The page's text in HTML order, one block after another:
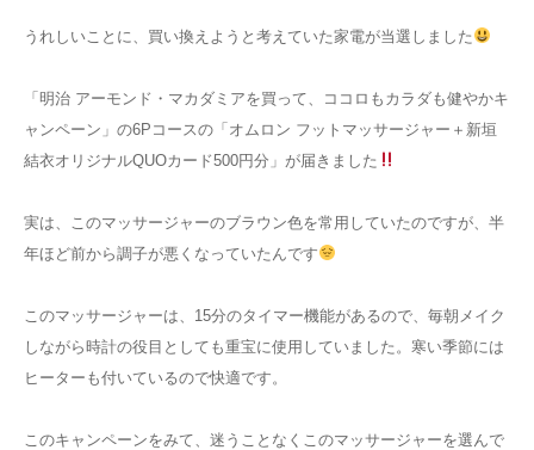
うれしいことに、買い換えようと考えていた家電が当選しました
「明治 アーモンド・マカダミアを買って、ココロもカラダも健やかキ
ャンペーン」の6Pコースの「オムロン フットマッサージャー＋新垣
結衣オリジナルQUOカード500円分」が届きました
実は、このマッサージャーのブラウン色を常用していたのですが、半
年ほど前から調子が悪くなっていたんです
このマッサージャーは、15分のタイマー機能があるので、毎朝メイク
しながら時計の役目としても重宝に使用していました。寒い季節には
ヒーターも付いているので快適です。
このキャンペーンをみて、迷うことなくこのマッサージャーを選んで